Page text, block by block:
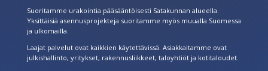
Suoritamme urakointia pääsääntöisesti Satakunnan alueella.
Yksittäisiä asennusprojekteja suoritamme myös muualla Suomessa
ja ulkomailla.
Laajat palvelut ovat kaikkien käytettävissä. Asiakkaitamme ovat
julkishallinto, yritykset, rakennusliikkeet, taloyhtiöt ja kotitaloudet.